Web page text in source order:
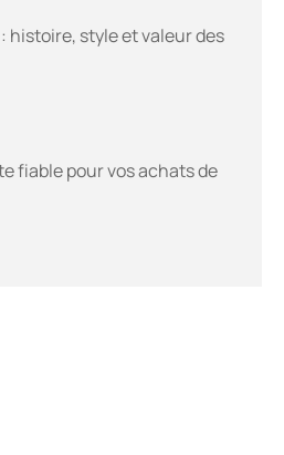
histoire, style et valeur des
fiable pour vos achats de